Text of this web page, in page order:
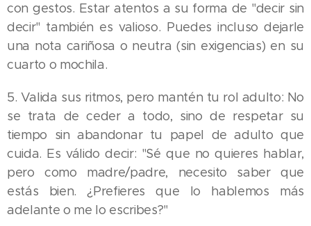
con gestos. Estar atentos a su forma de "decir sin
decir" también es valioso. Puedes incluso dejarle
una nota cariñosa o neutra (sin exigencias) en su
cuarto o mochila.
5. Valida sus ritmos, pero mantén tu rol adulto: No
se trata de ceder a todo, sino de respetar su
tiempo sin abandonar tu papel de adulto que
cuida. Es válido decir: "Sé que no quieres hablar,
pero como madre/padre, necesito saber que
estás bien. ¿Prefieres que lo hablemos más
adelante o me lo escribes?"